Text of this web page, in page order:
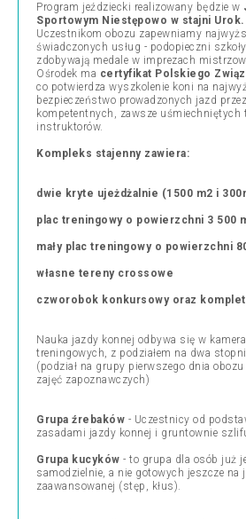
Program jeździecki realizowany będzie w
Sportowym Niestępowo w stajni Urok.
Uczestnikom obozu zapewniamy
świadczonych usług - podopieczni
zdobywają medale w imprezach
Ośrodek ma certyfikat Polskiego
co potwierdza wyszkolenie koni na
bezpieczeństwo prowadzonych jazd
kompetentnych, zawsze uśmiechniętych
instruktorów.
Kompleks stajenny zawiera:
dwie kryte ujeżdżalnie (1500 m2 i
plac treningowy o powierzchni 3 500
mały plac treningowy o powierzchni
własne tereny crossowe
czworobok konkursowy oraz
Nauka jazdy konnej odbywa się w
treningowych, z podziałem na dwa
(podział na grupy pierwszego dnia
zajęć zapoznawczych)
Grupa źrebaków - Uczestnicy od
zasadami jazdy konnej i gruntownie
Grupa kucyków - to grupa dla osób już
samodzielnie, a nie gotowych jeszcze na
zaawansowanej (stęp, kłus).